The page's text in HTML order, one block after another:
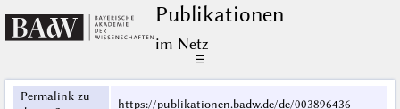
Publikationen
im Netz
☰
Permalink zu
https://publikationen.badw.de/de/003896436